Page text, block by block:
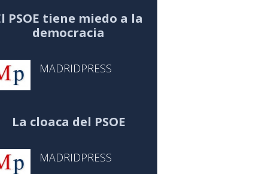
PSOE tiene miedo a la
democracia
MADRIDPRESS
La cloaca del PSOE
MADRIDPRESS